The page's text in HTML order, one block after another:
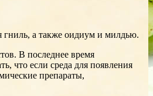
гниль, а также оидиум и милдью.
В последнее время
что если среда для появления
препараты,